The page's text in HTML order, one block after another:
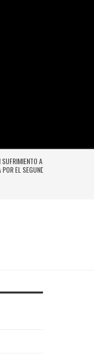
A AUDAX
EL SEGUNDO LUGAR